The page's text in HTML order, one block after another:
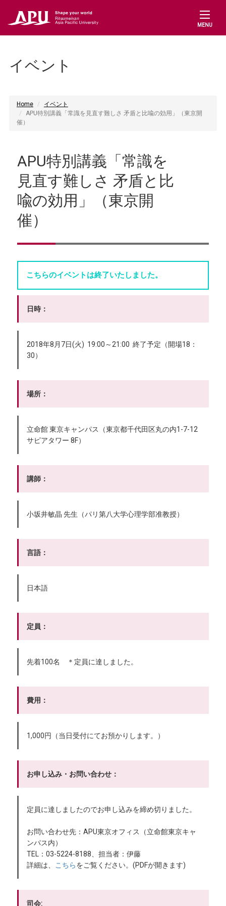
MENU
イベント
Home
イベント
APU特別講義「常識を見直す難しさ 矛盾と比喩の効用」（東京開
催）
APU特別講義「常識を
見直す難しさ 矛盾と比
喩の効用」（東京開
催）
こちらのイベントは終了いたしました。
日時：
2018年8月7日(火) 19:00～21:00 終了予定（開場18：
30）
場所：
立命館 東京キャンパス（東京都千代田区丸の内1-7-12
サピアタワー 8F）
講師：
小坂井敏晶 先生（パリ第八大学心理学部准教授）
言語：
日本語
定員：
先着100名 ＊定員に達しました。
費用：
1,000円（当日受付にてお預かりします。）
お申し込み・お問い合わせ：
定員に達しましたのでお申し込みを締め切りました。
お問い合わせ先：APU東京オフィス（立命館東京キャ
ンパス内）
TEL：03-5224-8188、担当者：伊藤
詳細は、 こちらをご覧ください。(PDFが開きます)
司会: